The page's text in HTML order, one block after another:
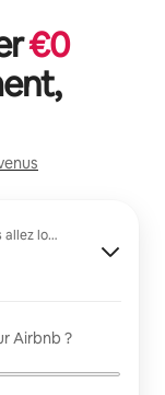
€0
louer ?
Airbnb ?